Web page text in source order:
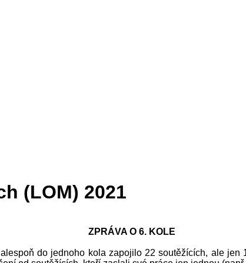
(LOM) 2021
ZPRÁVA O 6. KOLE
do jednoho kola zapojilo 22 soutěžících, ale